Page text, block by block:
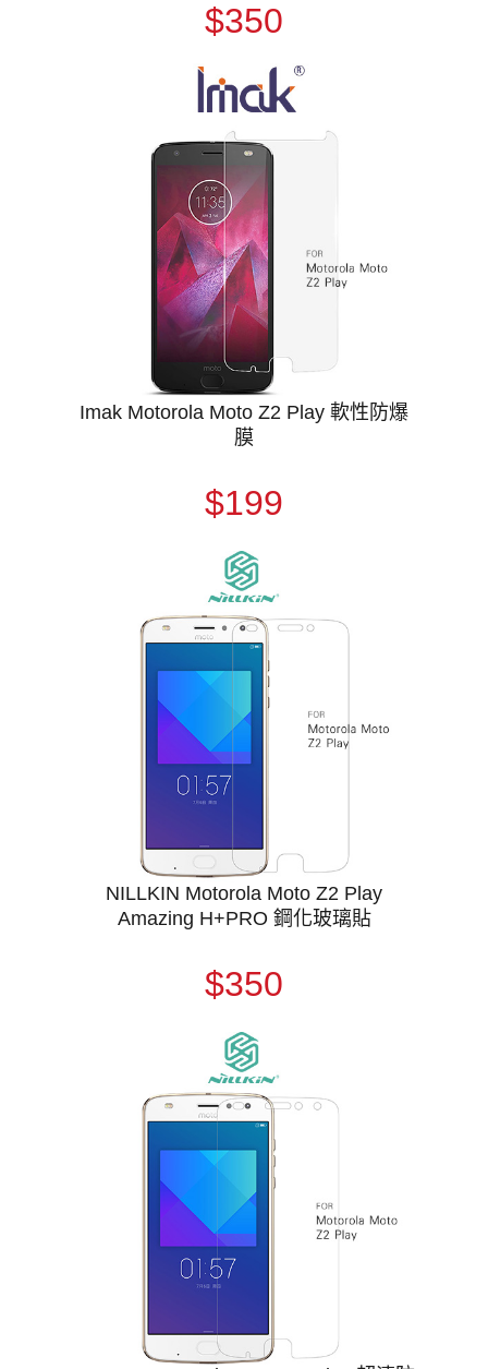
$350
Imak Motorola Moto Z2 Play 軟性防爆
膜
$199
NILLKIN Motorola Moto Z2 Play
Amazing H+PRO 鋼化玻璃貼
$350